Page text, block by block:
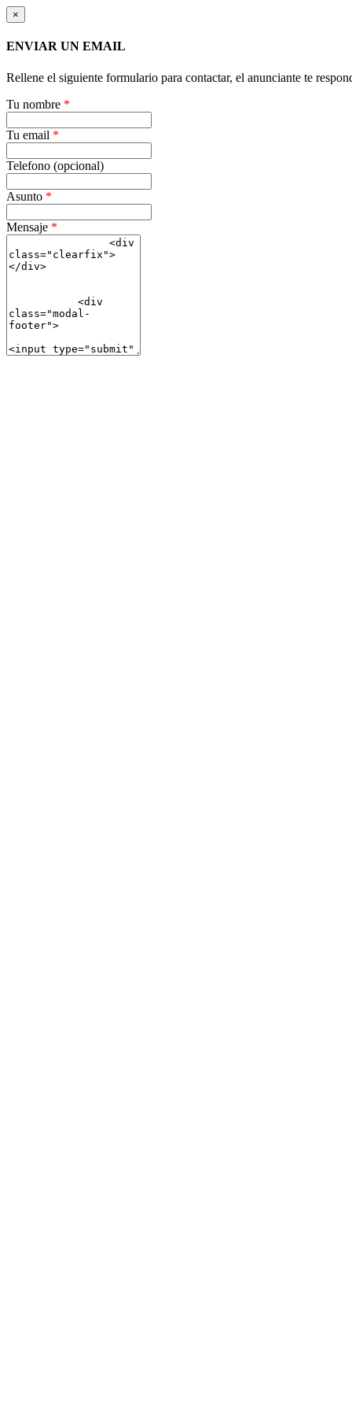
×
ENVIAR UN EMAIL
Rellene el siguiente formulario para contactar, el anunciante te
Tu nombre *
Tu email *
Telefono (opcional)
Asunto *
Mensaje *